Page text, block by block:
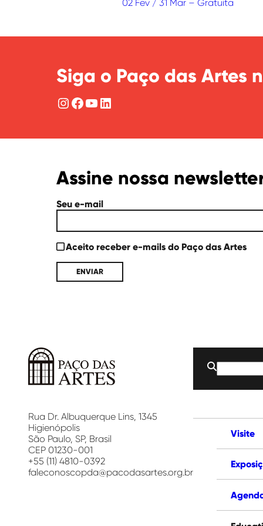
02 Fev / 31 Mar – Gratuita
Siga o Paço das Artes
Instagram
Facebook
YouTube
LinkedIn
Assine nossa
Seu e-mail
Aceito receber e-mails do Paço das Artes
Artes
Rua Dr. Albuquerque Lins, 1345
Higienópolis
São Paulo, SP, Brasil
CEP 01230-001
+55 (11) 4810-0392
faleconoscopda@pacodasartes.org.br
Buscar
por:
Visite